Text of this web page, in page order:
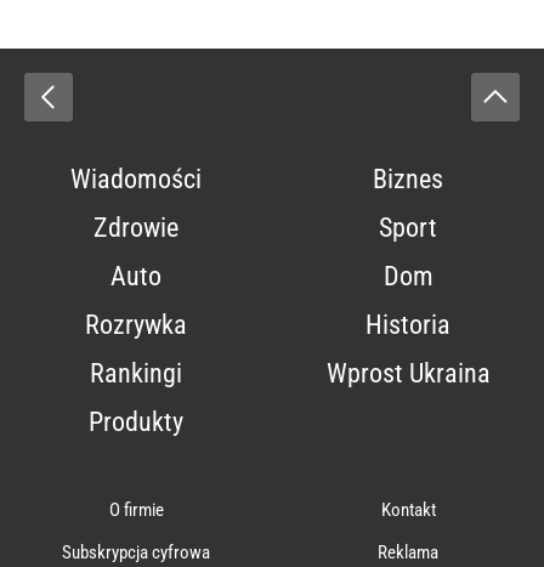
Wiadomości
Biznes
Zdrowie
Sport
Auto
Dom
Rozrywka
Historia
Rankingi
Wprost Ukraina
Produkty
O firmie
Kontakt
Subskrypcja cyfrowa
Reklama